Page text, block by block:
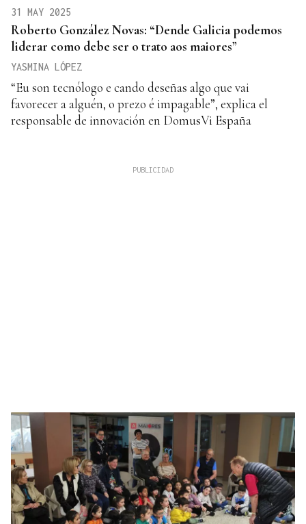
31 MAY 2025
Roberto González Novas: “Dende Galicia podemos
liderar como debe ser o trato aos maiores”
YASMINA LÓPEZ
“Eu son tecnólogo e cando deseñas algo que vai
favorecer a alguén, o prezo é impagable”, explica el
responsable de innovación en DomusVi España